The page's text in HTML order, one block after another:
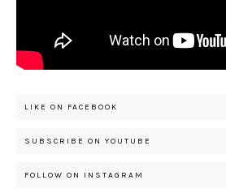
LIKE ON FACEBOOK
SUBSCRIBE ON YOUTUBE
FOLLOW ON INSTAGRAM